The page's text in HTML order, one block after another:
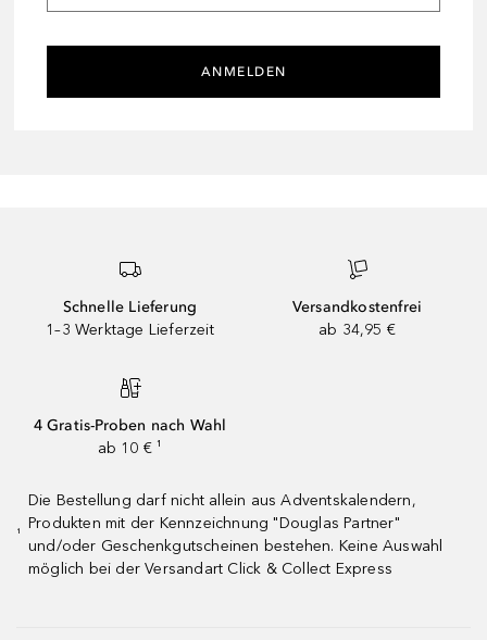
ANMELDEN
Schnelle Lieferung
1–3 Werktage Lieferzeit
Versandkostenfrei
ab 34,95 €
4 Gratis-Proben nach Wahl
ab 10 € ¹
¹
Die Bestellung darf nicht allein aus Adventskalendern,
Produkten mit der Kennzeichnung "Douglas Partner"
und/oder Geschenkgutscheinen bestehen. Keine Auswahl
möglich bei der Versandart Click & Collect Express